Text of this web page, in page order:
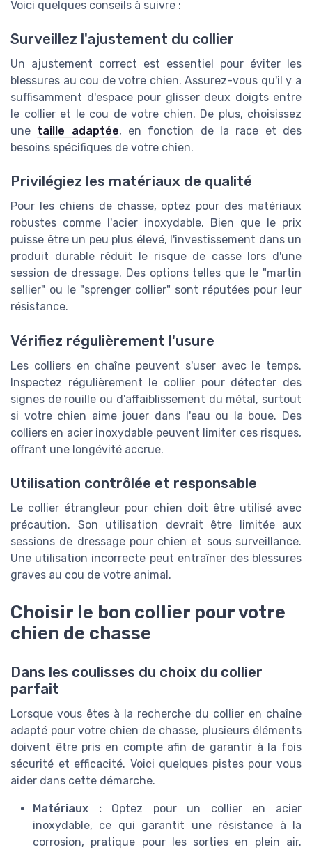
Voici quelques conseils à suivre :
Surveillez l'ajustement du collier
Un ajustement correct est essentiel pour éviter les
blessures au cou de votre chien. Assurez-vous qu'il y a
suffisamment d'espace pour glisser deux doigts entre
le collier et le cou de votre chien. De plus, choisissez
une taille adaptée, en fonction de la race et des
besoins spécifiques de votre chien.
Privilégiez les matériaux de qualité
Pour les chiens de chasse, optez pour des matériaux
robustes comme l'acier inoxydable. Bien que le prix
puisse être un peu plus élevé, l'investissement dans un
produit durable réduit le risque de casse lors d'une
session de dressage. Des options telles que le "martin
sellier" ou le "sprenger collier" sont réputées pour leur
résistance.
Vérifiez régulièrement l'usure
Les colliers en chaîne peuvent s'user avec le temps.
Inspectez régulièrement le collier pour détecter des
signes de rouille ou d'affaiblissement du métal, surtout
si votre chien aime jouer dans l'eau ou la boue. Des
colliers en acier inoxydable peuvent limiter ces risques,
offrant une longévité accrue.
Utilisation contrôlée et responsable
Le collier étrangleur pour chien doit être utilisé avec
précaution. Son utilisation devrait être limitée aux
sessions de dressage pour chien et sous surveillance.
Une utilisation incorrecte peut entraîner des blessures
graves au cou de votre animal.
Choisir le bon collier pour votre
chien de chasse
Dans les coulisses du choix du collier
parfait
Lorsque vous êtes à la recherche du collier en chaîne
adapté pour votre chien de chasse, plusieurs éléments
doivent être pris en compte afin de garantir à la fois
sécurité et efficacité. Voici quelques pistes pour vous
aider dans cette démarche.
Matériaux :Optez pour un collier en acier
inoxydable, ce qui garantit une résistance à la
corrosion, pratique pour les sorties en plein air.